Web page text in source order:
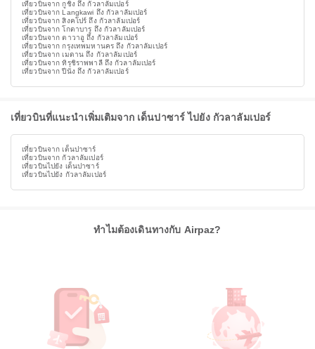
เที่ยวบินจาก กูชิง ถึง กัวลาลัมเปอร์
เที่ยวบินจาก Langkawi ถึง กัวลาลัมเปอร์
เที่ยวบินจาก สิงคโปร์ ถึง กัวลาลัมเปอร์
เที่ยวบินจาก โกตาบารู ถึง กัวลาลัมเปอร์
เที่ยวบินจาก ตาวาอู ถึง กัวลาลัมเปอร์
เที่ยวบินจาก กรุงเทพมหานคร ถึง กัวลาลัมเปอร์
เที่ยวบินจาก เมดาน ถึง กัวลาลัมเปอร์
เที่ยวบินจาก ทิรุชิราพพาลี ถึง กัวลาลัมเปอร์
เที่ยวบินจาก ปีนัง ถึง กัวลาลัมเปอร์
เที่ยวบินที่แนะนำเพิ่มเติมจาก เด็นปาซาร์ ไปยัง กัวลาลัมเปอร์
เที่ยวบินจาก เด็นปาซาร์
เที่ยวบินจาก กัวลาลัมเปอร์
เที่ยวบินไปยัง เด็นปาซาร์
เที่ยวบินไปยัง กัวลาลัมเปอร์
ทำไมต้องเดินทางกับ Airpaz?